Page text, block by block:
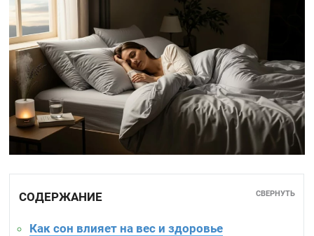
СОДЕРЖАНИЕ СВЕРНУТЬ
Как сон влияет на вес и здоровье